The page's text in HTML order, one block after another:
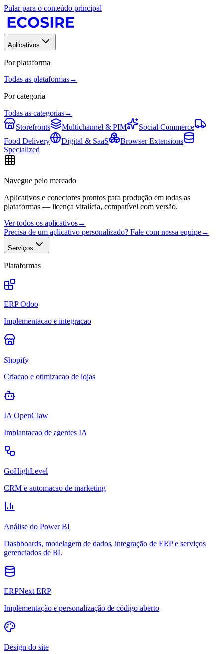
Pular para o conteúdo principal
Aplicativos
Por plataforma
Todas as plataformas→
Por categoria
Todas as categorias→
Storefronts
Multichannel & PIM
Social Commerce
Food Delivery
Digital & SaaS
Browser Extensions
Specialized
Navegue pelo mercado
Aplicativos e conectores prontos para produção em todas as
plataformas — licença vitalícia, compatível com versão.
Ver todos os aplicativos→
Precisa de um aplicativo personalizado? Fale com nossa equipe→
Serviços
Plataformas
ERP Odoo
Implementacao e integracao
Shopify
Criacao e otimizacao de lojas
IA OpenClaw
Implantacao de agentes IA
GoHighLevel
CRM e automacao de marketing
Análise do Power BI
Dashboards, modelagem de dados, integração de ERP e serviços
gerenciados de BI.
ERPNext ERP
Implementação e personalização de código aberto
Design do site